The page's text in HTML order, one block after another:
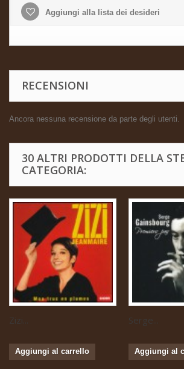
Aggiungi alla lista dei desideri
RECENSIONI
Ancora nessuna recensione da parte degli utenti.
30 ALTRI PRODOTTI DELLA
CATEGORIA:
Zizi...
Aggiungi al carrello
Serge...
Aggiungi al